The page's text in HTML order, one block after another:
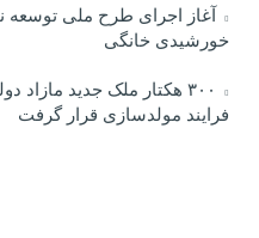
آغاز اجرای طرح ملی توسعه
خورشیدی خانگی
۳۰۰ هکتار ملک جدید مازاد
فرایند مولدسازی قرار گرفت